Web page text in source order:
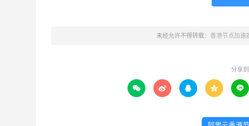
未经允许不得转载： 香港节点加速
分享到
    